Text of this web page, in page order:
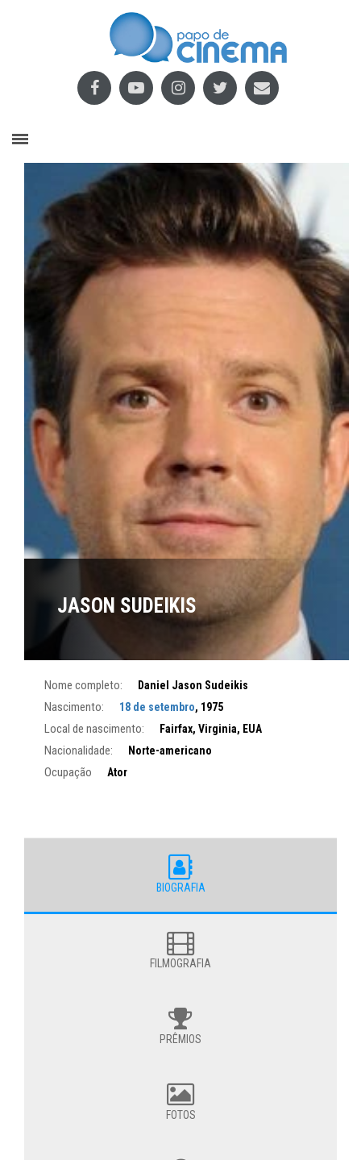
JASON SUDEIKIS
Nome completo: Daniel Jason Sudeikis
Nascimento: 18 de setembro, 1975
Local de nascimento: Fairfax, Virginia, EUA
Nacionalidade: Norte-americano
Ocupação Ator
BIOGRAFIA
FILMOGRAFIA
PRÊMIOS
FOTOS